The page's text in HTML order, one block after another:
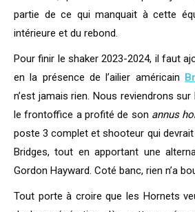
partie de ce qui manquait à cette
intérieure et du rebond.
Pour finir le shaker 2023-2024, il faut
en la présence de l’ailier américain
n’est jamais rien. Nous reviendrons
le frontoffice a profité de son annus
poste 3 complet et shooteur qui devrait
Bridges, tout en apportant une
Gordon Hayward. Coté banc, rien n’a
Tout porte à croire que les Hornets